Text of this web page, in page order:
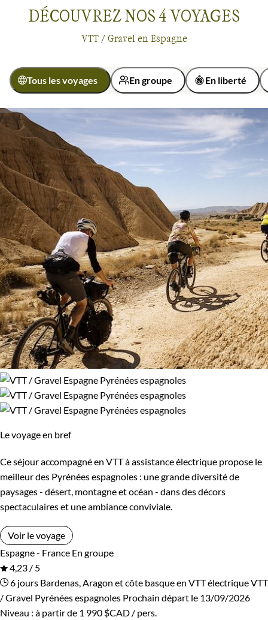
VTT / GravelEspagne
100% de satisfaction(8 avis
DÉCOUVREZ NOS 4VOYAGES
VTT / Gravel en Espagne
Tous les voyages En groupe En liberté
Activité
Vélo VTT / Gravel
Régions
Catalogne Pyrénées espagnoles
Budget
De 1 250 à 2 000 $CAD
De 2 000 à 3 000 $CAD
Âge des enfants
Les 10/13 ans Les 14/16 ans
Haut de gamme
Itinérance
Semi-itinérant
Le voyage en bref
Ce séjour accompagné en VTT à assistance électrique propose le
meilleur des Pyrénées espagnoles : une grande diversité de
paysages - désert, montagne et océan - dans des décors
spectaculaires et une ambiance conviviale.
Voir le voyage
Espagne - France En groupe
4,23 / 5
6 jours Bardenas, Aragon et côte basque en VTT électriqueVTT
/ Gravel Pyrénées espagnoles Prochain départ le 13/09/2026
Niveau : à partir de 1 990 $CAD / pers.